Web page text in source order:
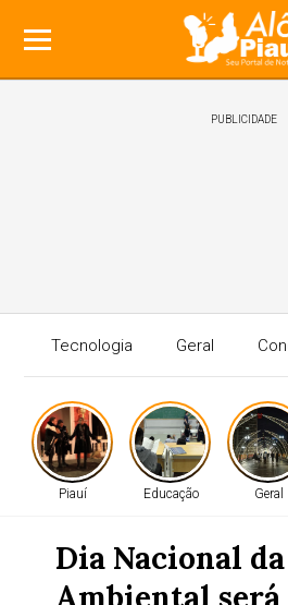
PUBLICIDADE
Tecnologia Geral
Piauí Educação Geral
Dia Nacional